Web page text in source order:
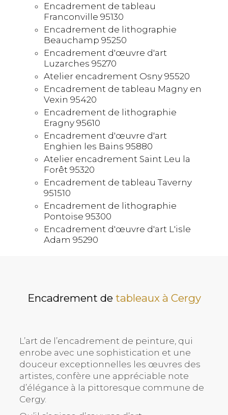
Encadrement de tableau
Franconville 95130
Encadrement de lithographie
Beauchamp 95250
Encadrement d'œuvre d'art
Luzarches 95270
Atelier encadrement Osny 95520
Encadrement de tableau Magny en
Vexin 95420
Encadrement de lithographie
Eragny 95610
Encadrement d'œuvre d'art
Enghien les Bains 95880
Atelier encadrement Saint Leu la
Forêt 95320
Encadrement de tableau Taverny
951510
Encadrement de lithographie
Pontoise 95300
Encadrement d'œuvre d'art L'isle
Adam 95290
Encadrement de tableaux à Cergy
L’art de l’encadrement de peinture, qui
enrobe avec une sophistication et une
douceur exceptionnelles les œuvres des
artistes, confère une appréciable note
d’élégance à la pittoresque commune de
Cergy.